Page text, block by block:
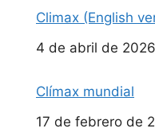
Climax (English
Fecha
4 de abril de 2026
Clímax mundial
Fecha
17 de febrero de